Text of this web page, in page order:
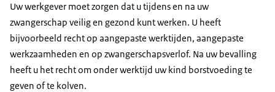
Uw werkgever moet zorgen dat u tijdens en na uw
zwangerschap veilig en gezond kunt werken. U heeft
bijvoorbeeld recht op aangepaste werktijden, aangepaste
werkzaamheden en op zwangerschapsverlof. Na uw bevalling
heeft u het recht om onder werktijd uw kind borstvoeding te
geven of te kolven.